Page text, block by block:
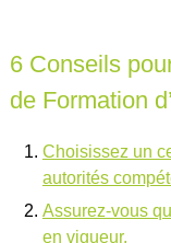
6 Conseils
de Formation
Choisissez un
autorités
Assurez-vous
en vigueur.